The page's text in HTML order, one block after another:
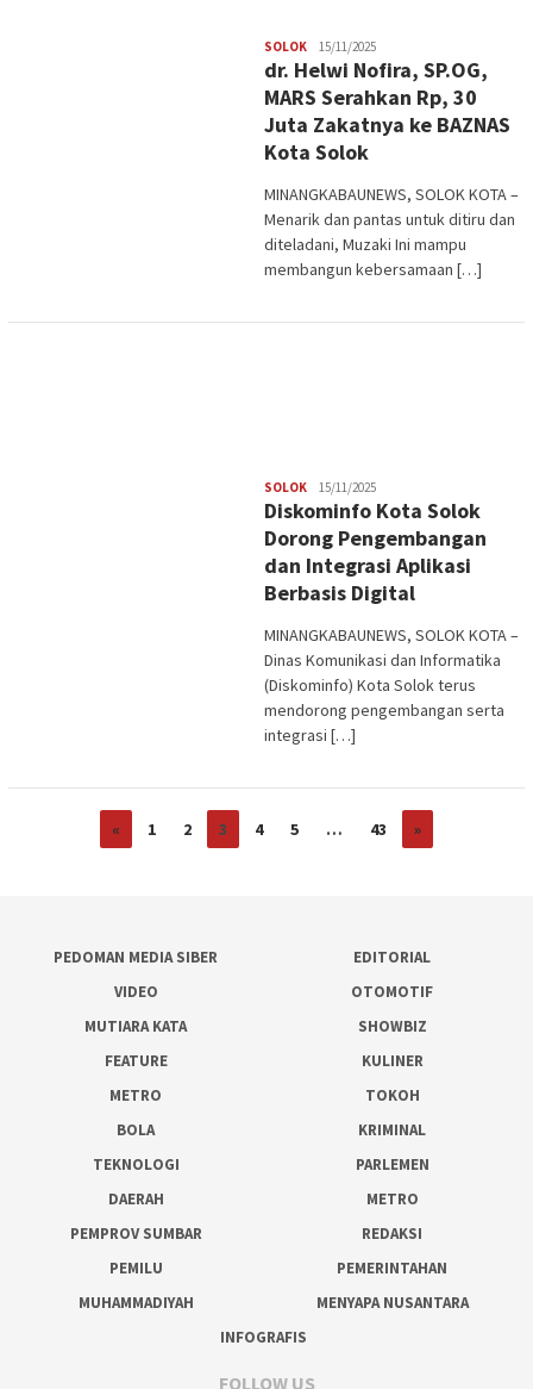
SOLOKRedaksi
15/11/2025
dr. Helwi Nofira, SP.OG,
MARS Serahkan Rp, 30
Juta Zakatnya ke BAZNAS
Kota Solok
MINANGKABAUNEWS, SOLOK KOTA –
Menarik dan pantas untuk ditiru dan
diteladani, Muzaki Ini mampu
membangun kebersamaan […]
SOLOKRedaksi
15/11/2025
Diskominfo Kota Solok
Dorong Pengembangan
dan Integrasi Aplikasi
Berbasis Digital
MINANGKABAUNEWS, SOLOK KOTA –
Dinas Komunikasi dan Informatika
(Diskominfo) Kota Solok terus
mendorong pengembangan serta
integrasi […]
« 1 2 3 4 5 … 43 »
PEDOMAN MEDIA SIBER
EDITORIAL
VIDEO
OTOMOTIF
MUTIARA KATA
SHOWBIZ
FEATURE
KULINER
METRO
TOKOH
BOLA
KRIMINAL
TEKNOLOGI
PARLEMEN
DAERAH
METRO
PEMPROV SUMBAR
REDAKSI
PEMILU
PEMERINTAHAN
MUHAMMADIYAH
MENYAPA NUSANTARA
INFOGRAFIS
FOLLOW US